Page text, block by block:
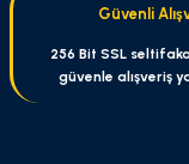
Bu ürüne benzer
Güvenli
256 Bit SSL
güvenle alışveriş